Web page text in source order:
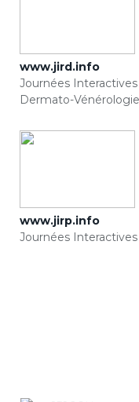
www.jird.info
Journées
Dermato-Vénérologie
www.jirp.info
Journées